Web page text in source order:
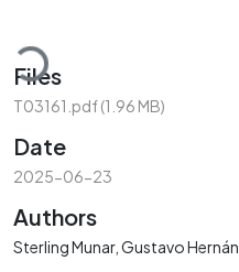
Loading...
Files
T03161.pdf(1.96 MB)
Date
2025-06-23
Authors
Sterling Munar, Gustavo Hernán